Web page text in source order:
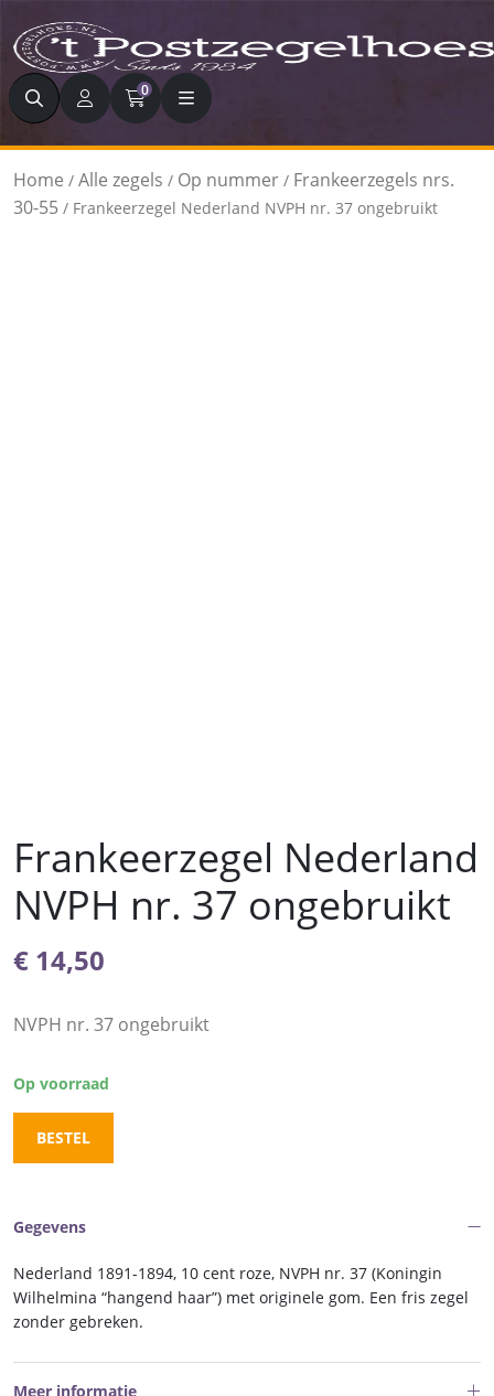
Zoeken 0
Home / Alle zegels / Op nummer / Frankeerzegels nrs.
30-55 / Frankeerzegel Nederland NVPH nr. 37 ongebruikt
Frankeerzegel Nederland
NVPH nr. 37 ongebruikt
€ 14,50
NVPH nr. 37 ongebruikt
Op voorraad
BESTEL
Gegevens
Nederland 1891-1894, 10 cent roze, NVPH nr. 37 (Koningin
Wilhelmina “hangend haar”) met originele gom. Een fris zegel
zonder gebreken.
Meer informatie